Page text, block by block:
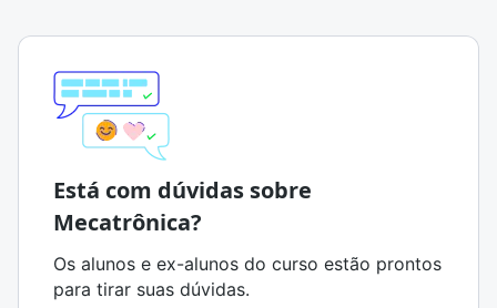
Está com dúvidas sobre
Mecatrônica?
Os alunos e ex-alunos do curso estão prontos
para tirar suas dúvidas.